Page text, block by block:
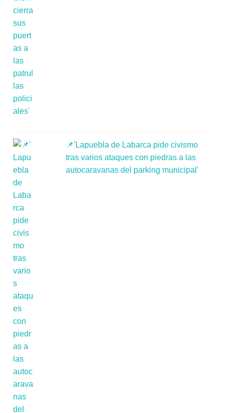
📌'Lapuebla de Labarca pide civismo
tras varios ataques con piedras a las
autocaravanas del parking municipal'